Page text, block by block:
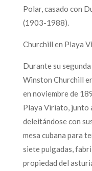
Polar, casado con
(1903-1988).
Churchill en Playa
Durante su
Winston Churchill
en noviembre de
Playa Viriato, junto
deleitándose con
mesa cubana para
siete pulgadas,
propiedad del